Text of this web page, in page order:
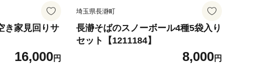
き家見回りサ
16,000円
埼玉県長瀞町
長瀞そばのスノーボール4種5袋入り
セット【1211184】
8,000円